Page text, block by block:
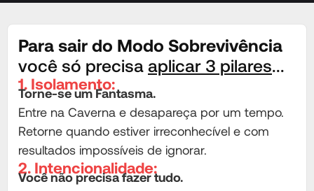
Para sair do Modo Sobrevivência
você só precisa aplicar 3 pilares...
1. Isolamento:
Torne-se um Fantasma.
Entre na Caverna e desapareça por um tempo.
Retorne quando estiver irreconhecível e com
resultados impossíveis de ignorar.
2. Intencionalidade:
Você não precisa fazer tudo.